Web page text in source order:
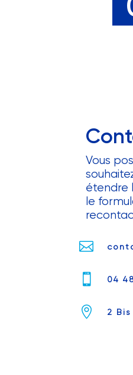
Vous
étendre
le

 04
 2